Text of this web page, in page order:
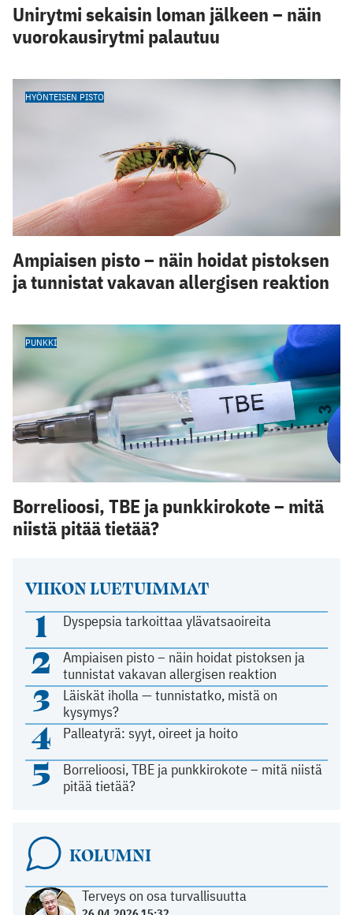
VIIKON LUETUIMMAT
1 Dyspepsia tarkoittaa ylävatsaoireita
2
Ampiaisen pisto – näin hoidat pistoksen ja
tunnistat vakavan allergisen reaktion
3
Läiskät iholla — tunnistatko, mistä on
kysymys?
4 Palleatyrä: syyt, oireet ja hoito
5
Borrelioosi, TBE ja punkkirokote – mitä niistä
pitää tietää?
KOLUMNI
Terveys on osa turvallisuutta
Unirytmi sekaisin loman jälkeen – näin
vuorokausirytmi palautuu
HYÖNTEISEN PISTO
Ampiaisen pisto – näin hoidat pistoksen
ja tunnistat vakavan allergisen reaktion
PUNKKI
Borrelioosi, TBE ja punkkirokote – mitä
niistä pitää tietää?